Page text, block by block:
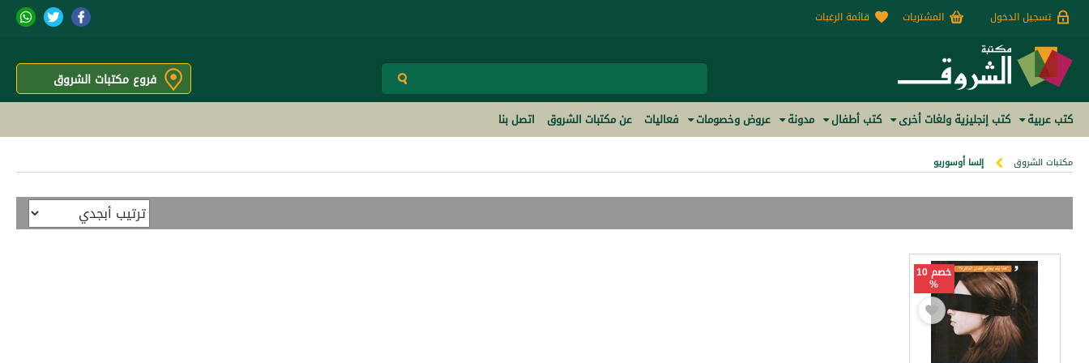
تسجيل الدخول المشتريات قائمة الرغبات
فروع مكتبات الشروق
كتب عربية كتب إنجليزية ولغات أخرى كتب أطفال مدونة عروض وخصومات فعاليات عن مكتبات الشروق اتصل بنا
مكتبات الشروق إلسا أوسوريو
خصم 10
%